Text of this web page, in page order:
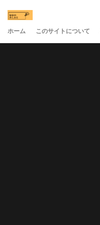
ホーム このサイトについて